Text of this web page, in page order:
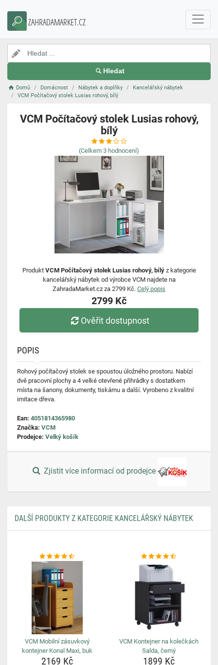
ZAHRADAMARKET.CZ
Hledat
Domů Domácnost Nábytek a doplňky
Kancelářský nábytek
VCM Počítačový stolek Lusias rohový, bílý
VCM Počítačový stolek Lusias rohový,
bílý
(Celkem 3 hodnocení)
Produkt VCM Počítačový stolek Lusias rohový, bílýz kategorie
kancelářský nábytek od výrobce VCM najdete na
ZahradaMarket.cz za 2799 Kč. Celý popis
2799 Kč
Ověřit dostupnost
POPIS
Rohový počítačový stolek se spoustou úložného prostoru. Nabízí
dvě pracovní plochy a 4 velké otevřené přihrádky s dostatkem
místa na šanony, dokumenty, tiskárnu a další. Vyrobeno z kvalitní
imitace dřeva.
Ean: 4051814365980
Značka: VCM
Prodejce: Velký košík
Zjistit více informací od prodejce
DALŠÍ PRODUKTY Z KATEGORIE KANCELÁŘSKÝ NÁBYTEK
VCM Mobilní zásuvkový
kontejner Konal Maxi, buk
2169 Kč
VCM Kontejner na kolečkách
Salda, černý
1899 Kč